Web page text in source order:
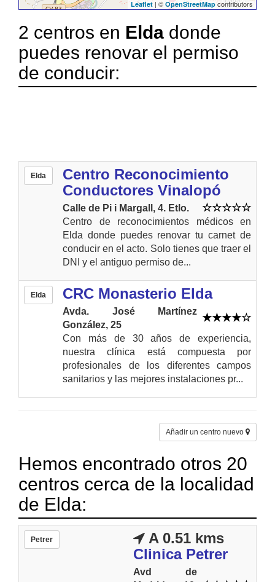
Leaflet | © OpenStreetMap contributors
2 centros en Elda donde
puedes renovar el permiso
de conducir:
Elda
Centro Reconocimiento
Conductores Vinalopó
Calle de Pi i Margall, 4. Etlo.
Centro de reconocimientos médicos en
Elda donde puedes renovar tu carnet de
conducir en el acto. Solo tienes que traer el
DNI y el antiguo permiso de...
Elda CRC Monasterio Elda
Avda. José Martínez
González, 25
Con más de 30 años de experiencia,
nuestra clínica está compuesta por
profesionales de los diferentes campos
sanitarios y las mejores instalaciones pr...
Añadir un centro nuevo
Hemos encontrado otros 20
centros cerca de la localidad
de Elda:
Petrer
A 0.51 kms
Clinica Petrer
Avd de